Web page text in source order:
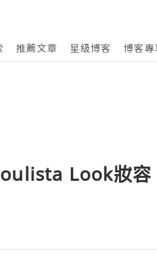
推薦文章 星級博客 博客專
Look妝